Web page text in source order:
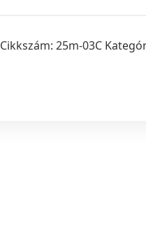
Cikkszám: 25m-03C